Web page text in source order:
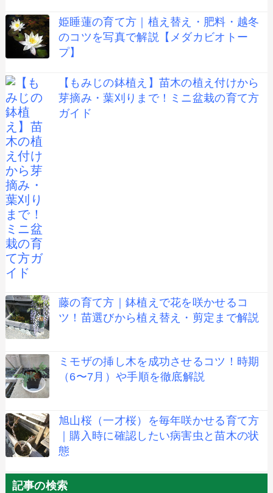
姫睡蓮の育て方｜植え替え・肥料・越冬
のコツを写真で解説【メダカビオトー
プ】
【もみじの鉢植え】苗木の植え付けから
芽摘み・葉刈りまで！ミニ盆栽の育て方
ガイド
藤の育て方｜鉢植えで花を咲かせるコ
ツ！苗選びから植え替え・剪定まで解説
ミモザの挿し木を成功させるコツ！時期
（6〜7月）や手順を徹底解説
旭山桜（一才桜）を毎年咲かせる育て方
｜購入時に確認したい病害虫と苗木の状
態
記事の検索